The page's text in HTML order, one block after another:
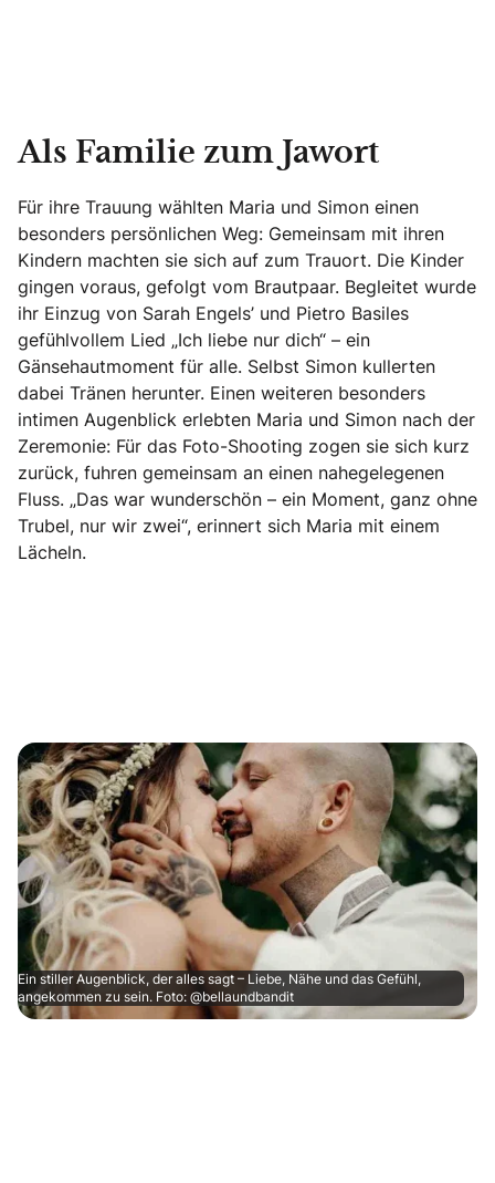
Als Familie zum Jawort
Für ihre Trauung wählten Maria und Simon einen
besonders persönlichen Weg: Gemeinsam mit ihren
Kindern machten sie sich auf zum Trauort. Die Kinder
gingen voraus, gefolgt vom Brautpaar. Begleitet wurde
ihr Einzug von Sarah Engels’ und Pietro Basiles
gefühlvollem Lied „Ich liebe nur dich“ – ein
Gänsehautmoment für alle. Selbst Simon kullerten
dabei Tränen herunter. Einen weiteren besonders
intimen Augenblick erlebten Maria und Simon nach der
Zeremonie: Für das Foto-Shooting zogen sie sich kurz
zurück, fuhren gemeinsam an einen nahegelegenen
Fluss. „Das war wunderschön – ein Moment, ganz ohne
Trubel, nur wir zwei“, erinnert sich Maria mit einem
Lächeln.
Ein stiller Augenblick, der alles sagt – Liebe, Nähe und das Gefühl,
angekommen zu sein. Foto: @bellaundbandit